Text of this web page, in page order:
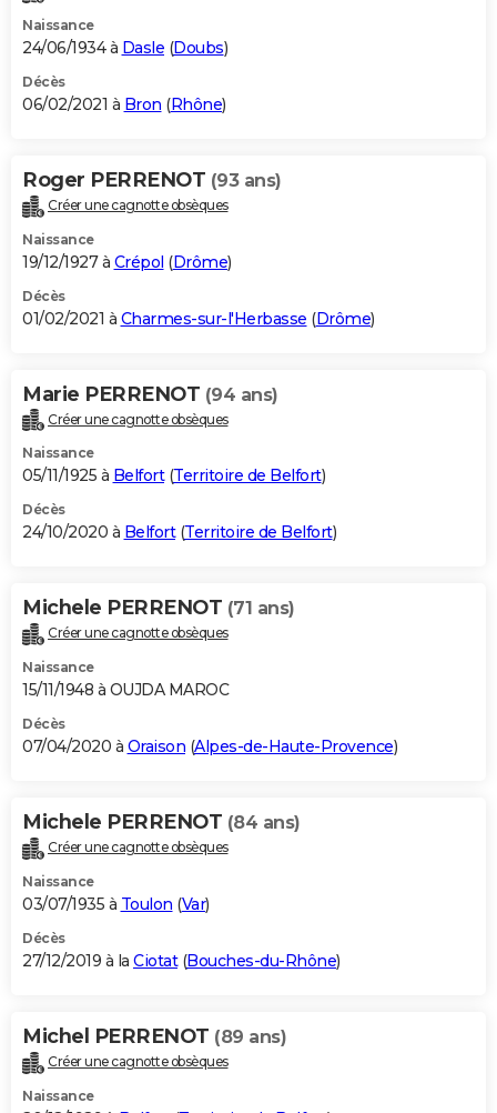
Naissance
24/06/1934 à Dasle (Doubs)
Décès
06/02/2021 à Bron (Rhône)
Roger PERRENOT (93 ans)
Créer une cagnotte obsèques
Naissance
19/12/1927 à Crépol (Drôme)
Décès
01/02/2021 à Charmes-sur-l'Herbasse (Drôme)
Marie PERRENOT (94 ans)
Créer une cagnotte obsèques
Naissance
05/11/1925 à Belfort(Territoire de Belfort)
Décès
24/10/2020 à Belfort(Territoire de Belfort)
Michele PERRENOT (71 ans)
Créer une cagnotte obsèques
Naissance
15/11/1948 à OUJDA MAROC
Décès
07/04/2020 à Oraison (Alpes-de-Haute-Provence)
Michele PERRENOT (84 ans)
Créer une cagnotte obsèques
Naissance
03/07/1935 à Toulon (Var)
Décès
27/12/2019 à la Ciotat(Bouches-du-Rhône)
Michel PERRENOT (89 ans)
Créer une cagnotte obsèques
Naissance